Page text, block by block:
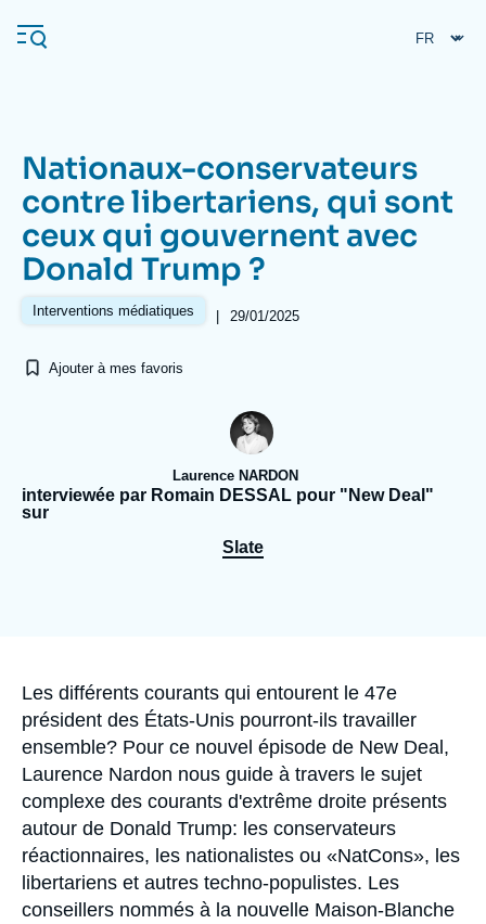
au
contenu
Navigation
principale
L'Ifri
Analyses
Se connecter
Nous soutenir
Nationaux-conservateurs
contre libertariens, qui sont
ceux qui gouvernent avec
Donald Trump ?
Interventions médiatiques | 29/01/2025
Ajouter à mes favoris
Laurence NARDON
interviewée par Romain DESSAL pour "New Deal"
sur
Slate
Accroche
Les différents courants qui entourent le 47e
président des États-Unis pourront-ils travailler
ensemble? Pour ce nouvel épisode de New Deal,
Laurence Nardon nous guide à travers le sujet
complexe des courants d'extrême droite présents
autour de Donald Trump: les conservateurs
réactionnaires, les nationalistes ou «NatCons», les
libertariens et autres techno-populistes. Les
conseillers nommés à la nouvelle Maison-Blanche